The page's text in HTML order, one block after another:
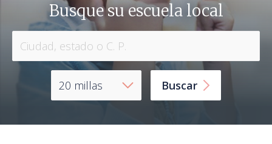
Busque su escuela local
Buscar